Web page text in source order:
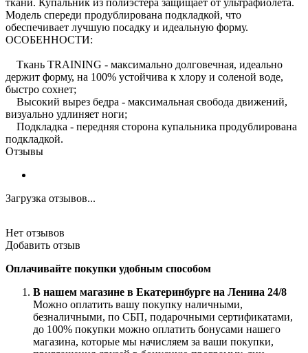
Модель спереди продублирована подкладкой, что
обеспечивает лучшую посадку и идеальную форму.
ОСОБЕННОСТИ:
Ткань TRAINING - максимально долговечная, идеально
держит форму, на 100% устойчива к хлору и соленой воде,
быстро сохнет;
Высокий вырез бедра - максимальная свобода движений,
визуально удлиняет ноги;
Подкладка - передняя сторона купальника продублирована
подкладкой.
Отзывы
Загрузка отзывов...
Нет отзывов
Добавить отзыв
Оплачивайте покупки удобным способом
В нашем магазине в Екатеринбурге на Ленина 24/8
Можно оплатить вашу покупку наличными,
безналичными, по СБП, подарочными сертификатами,
до 100% покупки можно оплатить бонусами нашего
магазина, которые мы начисляем за ваши покупки,